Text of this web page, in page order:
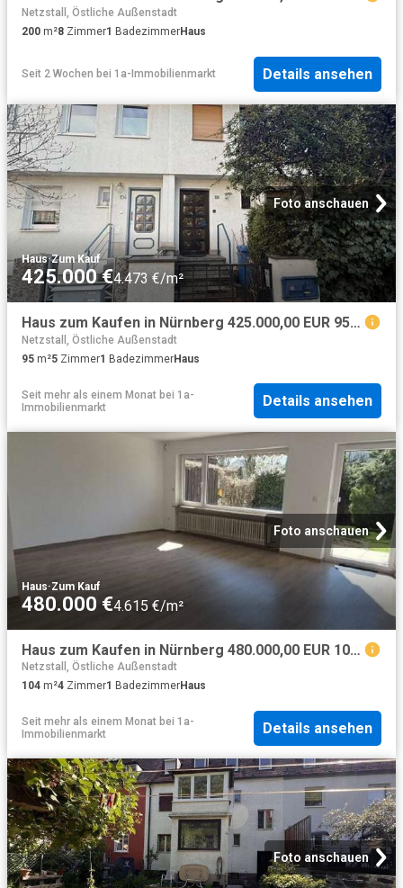
Netzstall, Östliche Außenstadt
200 m²8 Zimmer1 BadezimmerHaus
Seit 2 Wochen bei 1a-Immobilienmarkt Details ansehen
Foto anschauen
Haus·Zum Kauf
425.000 €4.473 €/m²
Haus zum Kaufen in Nürnberg 425.000,00 EUR 95 m²
Netzstall, Östliche Außenstadt
95 m²5 Zimmer1 BadezimmerHaus
Seit mehr als einem Monat bei 1a-
Immobilienmarkt
Details ansehen
Foto anschauen
Haus·Zum Kauf
480.000 €4.615 €/m²
Haus zum Kaufen in Nürnberg 480.000,00 EUR 104 m²
Netzstall, Östliche Außenstadt
104 m²4 Zimmer1 BadezimmerHaus
Seit mehr als einem Monat bei 1a-
Immobilienmarkt
Details ansehen
Foto anschauen